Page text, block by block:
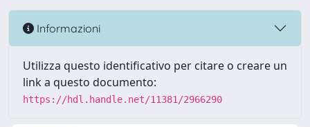
Informazioni
Utilizza questo identificativo per citare o creare un
link a questo documento:
https://hdl.handle.net/11381/2966290